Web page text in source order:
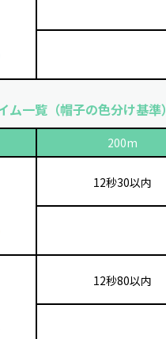
一覧（帽子の色分け基準）
200m
12秒30以内
12秒80以内